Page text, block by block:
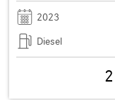
2023
Diesel